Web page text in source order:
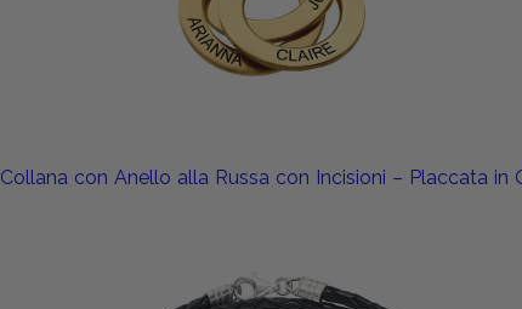
Collana con Anello alla Russa con Incisioni – Placcata in